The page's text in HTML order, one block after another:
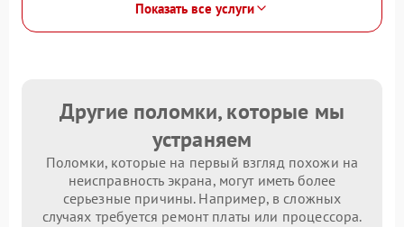
Показать все услуги
Другие поломки, которые мы
устраняем
Поломки, которые на первый взгляд похожи на
неисправность экрана, могут иметь более
серьезные причины. Например, в сложных
случаях требуется ремонт платы или процессора.